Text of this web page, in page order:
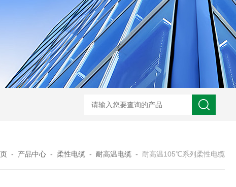
UL758标准UL3320交联聚乙烯储能电缆 H05VVC4V5-K多芯屏蔽耐油电
- 产品中心 - 柔性电缆 - 耐高温电缆 - 耐高温105℃系列柔性电缆